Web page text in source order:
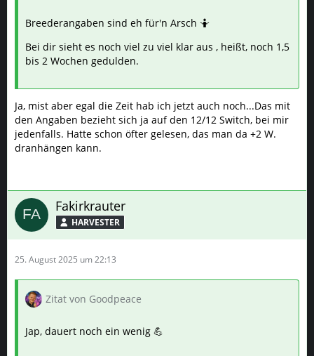
Breederangaben sind eh für'n Arsch 🤷
Bei dir sieht es noch viel zu viel klar aus , heißt, noch 1,5
bis 2 Wochen gedulden.
Ja, mist aber egal die Zeit hab ich jetzt auch noch...Das mit
den Angaben bezieht sich ja auf den 12/12 Switch, bei mir
jedenfalls. Hatte schon öfter gelesen, das man da +2 W.
dranhängen kann.
Fakirkrauter
HARVESTER
25. August 2025 um 22:13
Zitat von Goodpeace
Jap, dauert noch ein wenig 💪